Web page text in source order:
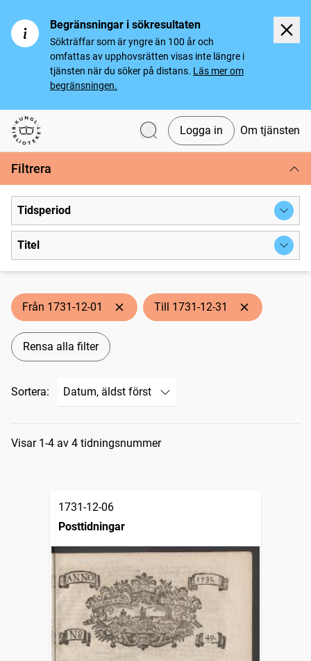
Begränsningar i sökresultaten
Sökträffar som är yngre än 100 år och
omfattas av upphovsrätten visas inte längre i
tjänsten när du söker på distans. Läs mer om
begränsningen.
Svenska tidningar
Logga in Om tjänsten
Filtrera
Tidsperiod
Titel
Från 1731-12-01 Till 1731-12-31
Rensa alla filter
Sortera:
Sökresultat
Visar 1-4 av 4 tidningsnummer
1731-12-06
Posttidningar